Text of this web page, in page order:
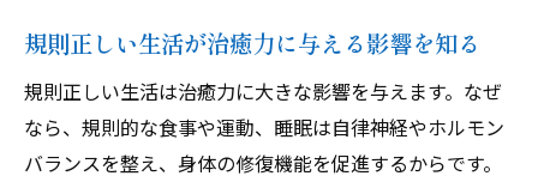
規則正しい生活が治癒力に与える影響を知る
規則正しい生活は治癒力に大きな影響を与えます。なぜ
なら、規則的な食事や運動、睡眠は自律神経やホルモン
バランスを整え、身体の修復機能を促進するからです。